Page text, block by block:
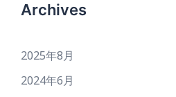
Archives
2025年8月
2024年6月